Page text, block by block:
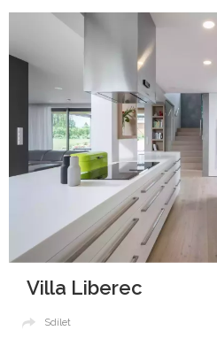
Villa Liberec
Sdílet